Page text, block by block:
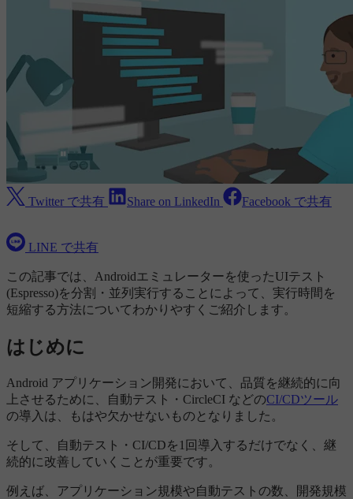
Twitter で共有 Share on LinkedIn Facebook で共有
LINE で共有
この記事では、Androidエミュレーターを使ったUIテスト
(Espresso)を分割・並列実行することによって、実行時間を
短縮する方法についてわかりやすくご紹介します。
はじめに
Android アプリケーション開発において、品質を継続的に向
上させるために、自動テスト・CircleCI などのCI/CDツール
の導入は、もはや欠かせないものとなりました。
そして、自動テスト・CI/CDを1回導入するだけでなく、継
続的に改善していくことが重要です。
例えば、アプリケーション規模や自動テストの数、開発規模